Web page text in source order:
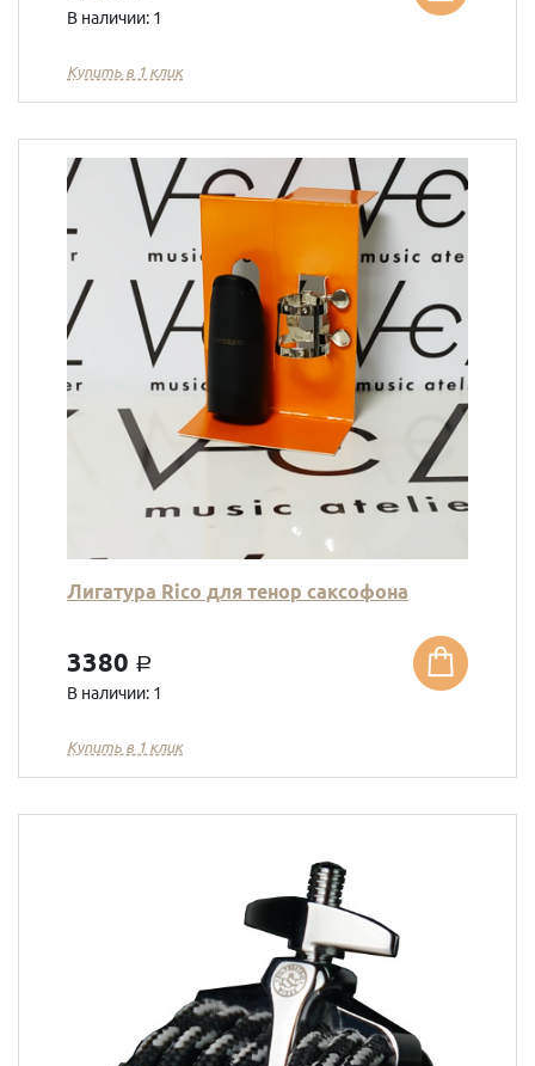
В наличии: 1
Купить в 1 клик
Лигатура Rico для тенор саксофона
3380 a
В наличии: 1
Купить в 1 клик